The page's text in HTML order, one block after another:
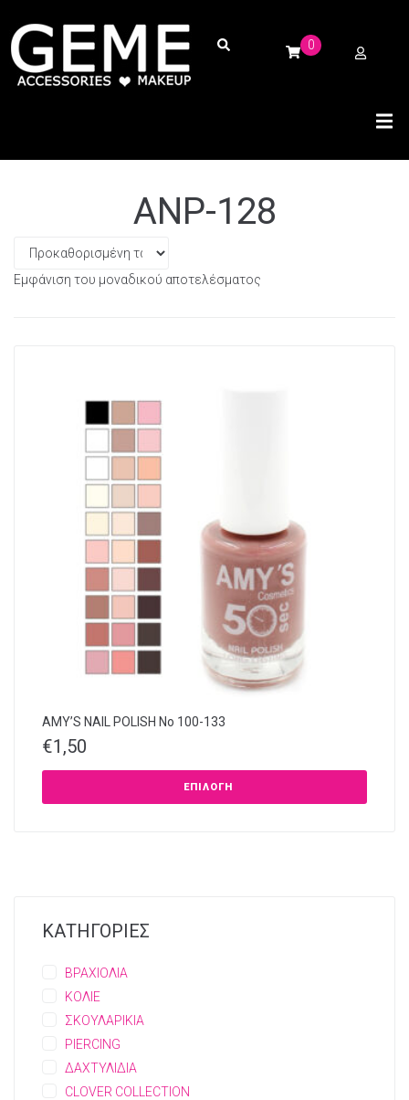
0
ANP-128
Εμφάνιση του μοναδικού αποτελέσματος
AMY’S NAIL POLISH Νο 100-133
€1,50
ΕΠΙΛΟΓΉ
ΚΑΤΗΓΟΡΙΕΣ
ΒΡΑΧΙΟΛΙΑ
ΚΟΛΙΕ
ΣΚΟΥΛΑΡΙΚΙΑ
PIERCING
ΔΑΧΤΥΛΙΔΙΑ
CLOVER COLLECTION